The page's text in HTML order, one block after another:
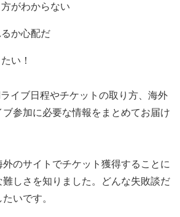
がわからない
か心配だ
い！
イブ日程やチケットの取り方、海外
参加に必要な情報をまとめてお届け
のサイトでチケット獲得することに
しさを知りました。どんな失敗談だ
いです。